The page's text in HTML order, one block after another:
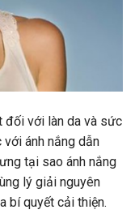
đối với làn da và sức
ánh nắng dẫn
tại sao ánh nắng
lý giải nguyên
bí quyết cải thiện.